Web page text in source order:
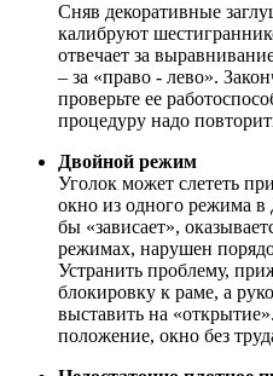
Сняв декоративные
калибруют
отвечает за
– за «право - лево».
проверьте ее
процедуру надо
Двойной режим
Уголок может слететь
окно из одного режима в
бы «зависает»,
режимах, нарушен
Устранить проблему,
блокировку к раме, а
выставить на
положение, окно без